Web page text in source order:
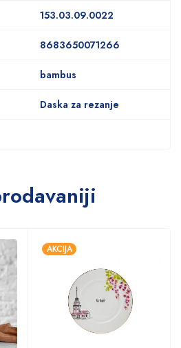
153.03.09.0022
8683650071266
bambus
Daska za rezanje
AKCIJA